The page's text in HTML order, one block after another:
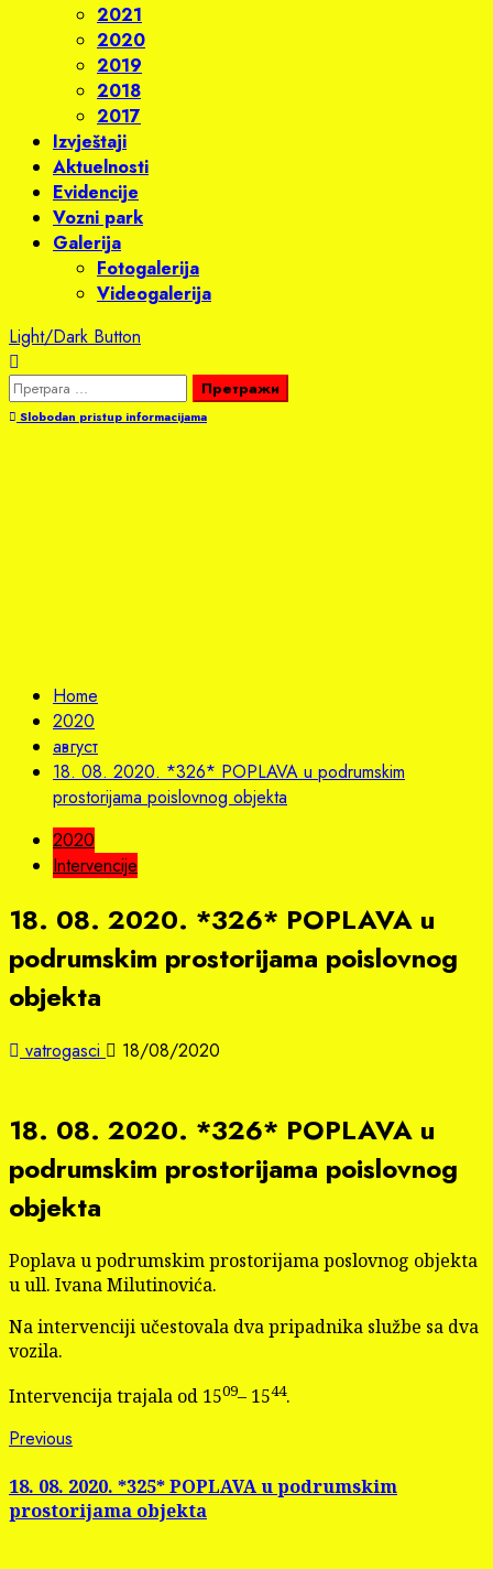
2021
2020
2019
2018
2017
Izvještaji
Aktuelnosti
Evidencije
Vozni park
Galerija
Fotogalerija
Videogalerija
Light/Dark Button
Претрага
за:Slobodan pristup informacijama
Home
2020
август
18. 08. 2020. *326* POPLAVA u podrumskim
prostorijama poislovnog objekta
2020
Intervencije
18. 08. 2020. *326* POPLAVA u
podrumskim prostorijama poislovnog
objekta
vatrogasci 18/08/2020
18. 08. 2020. *326* POPLAVA u
podrumskim prostorijama poislovnog
objekta
Poplava u podrumskim prostorijama poslovnog objekta
u ull. Ivana Milutinovića.
Na intervenciji učestovala dva pripadnika službe sa dva
vozila.
Intervencija trajala od 1509– 1544.
Continue
Reading
Previous
18. 08. 2020. *325* POPLAVA u podrumskim
prostorijama objekta